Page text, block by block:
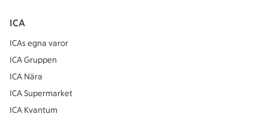
ICA
ICAs egna varor
ICA Gruppen
ICA Nära
ICA Supermarket
ICA Kvantum